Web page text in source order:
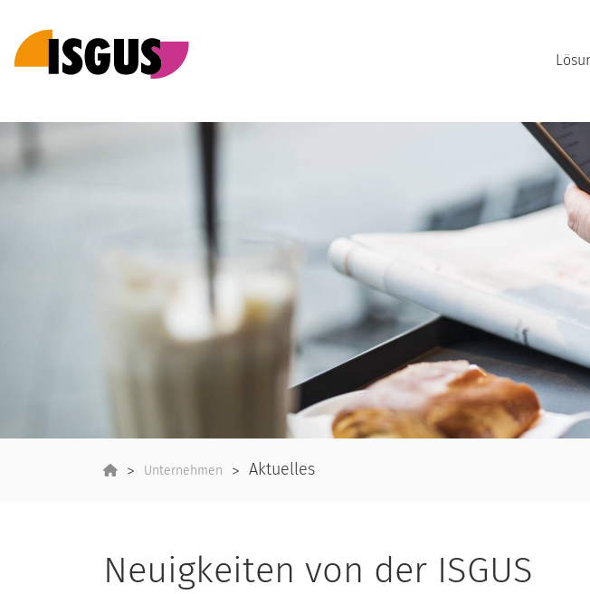
Unternehmen Aktuelles
Neuigkeiten von der ISGUS